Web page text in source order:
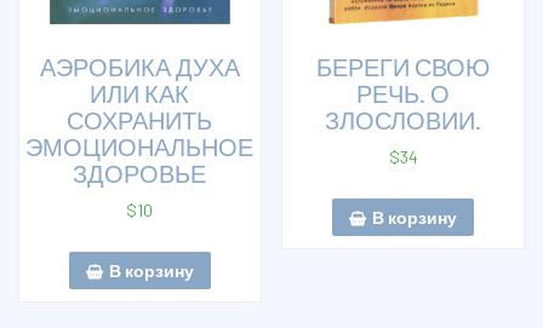
АЭРОБИКА ДУХА
ИЛИ КАК
СОХРАНИТЬ
ЭМОЦИОНАЛЬНОЕ
ЗДОРОВЬЕ
$10
В корзину
БЕРЕГИ СВОЮ
РЕЧЬ. О
ЗЛОСЛОВИИ.
$34
В корзину